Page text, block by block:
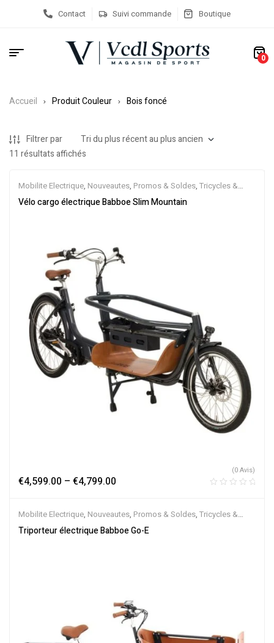
Contact Suivi commande Boutique
0
Accueil Produit Couleur Bois foncé
Filtrer par
11 résultats affichés
Mobilite Electrique, Nouveautes, Promos & Soldes, Tricycles &
Cargos,Vélo électrique ville,Velos Electriques
Vélo cargo électrique Babboe Slim Mountain
€4,599.00 – €4,799.00
(0 Avis)
Mobilite Electrique, Nouveautes, Promos & Soldes, Tricycles &
Cargos,Vélo électrique ville,Velos Electriques
Triporteur électrique Babboe Go-E